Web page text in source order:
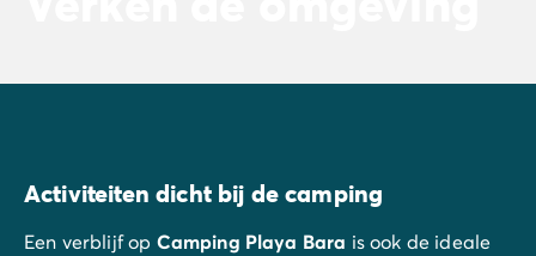
Activiteiten dicht bij de camping
Een verblijf op Camping Playa Bara is ook de ideale